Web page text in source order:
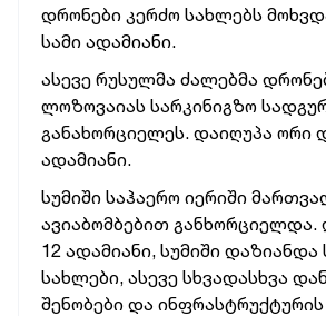
დრონები კერძო სახლებს
სამი ადამიანი.
ასევე რუსულმა ძალებმა
ლოზოვაიას სარკინიგზო
განახორციელეს. დაიღუპა ორი
ადამიანი.
სუმიში საჰაერო იერიში
ავიაბომბებით განხორციელდა.
12 ადამიანი, სუმიში
სახლები, ასევე სხვადასხვა
შენობები და